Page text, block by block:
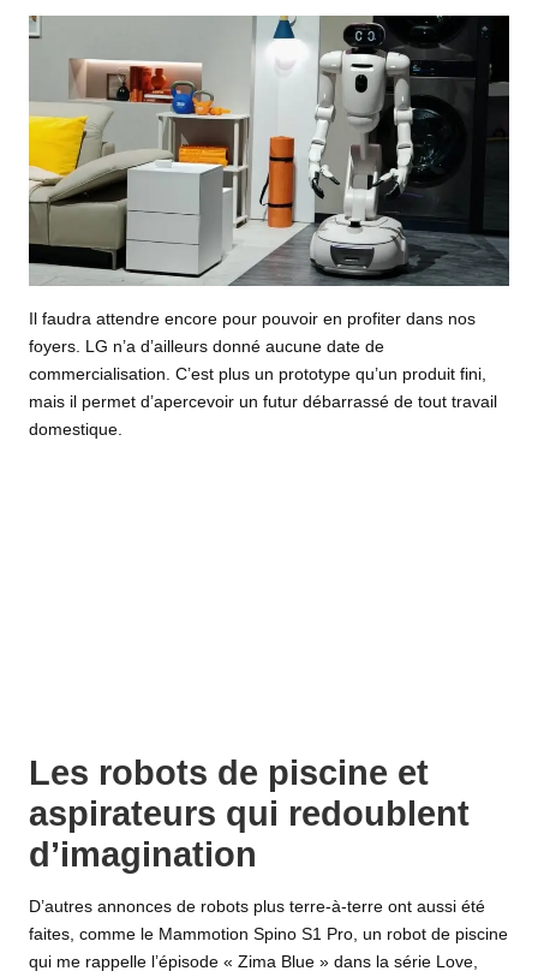
Il faudra attendre encore pour pouvoir en profiter dans nos
foyers. LG n’a d’ailleurs donné aucune date de
commercialisation. C’est plus un prototype qu’un produit fini,
mais il permet d’apercevoir un futur débarrassé de tout travail
domestique.
Les robots de piscine et
aspirateurs qui redoublent
d’imagination
D’autres annonces de robots plus terre-à-terre ont aussi été
faites, comme le Mammotion Spino S1 Pro, un robot de piscine
qui me rappelle l’épisode « Zima Blue » dans la série Love,